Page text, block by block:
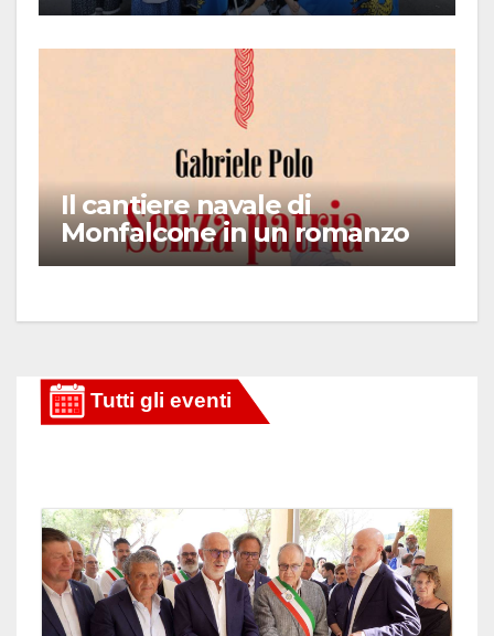
Il cantiere navale di
Monfalcone in un romanzo